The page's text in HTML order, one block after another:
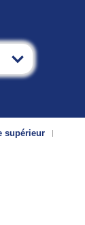
supérieur